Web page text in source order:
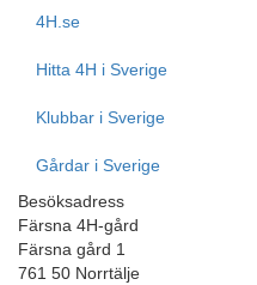
4H.se
Hitta 4H i Sverige
Klubbar i Sverige
Gårdar i Sverige
Besöksadress
Färsna 4H-gård
Färsna gård 1
761 50 Norrtälje